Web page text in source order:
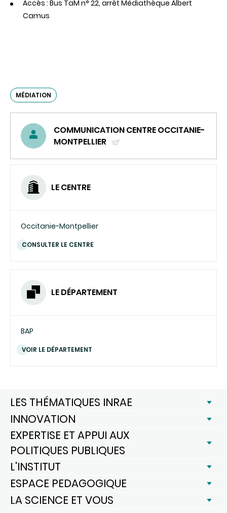
Accès : Bus TaM n° 22, arrêt Médiathèque Albert
Camus
MÉDIATION
COMMUNICATION CENTRE OCCITANIE-
MONTPELLIER
UN
LE CENTRE
Occitanie-Montpellier
CONSULTER LE CENTRE
LE DÉPARTEMENT
BAP
VOIR LE DÉPARTEMENT
LES THÉMATIQUES INRAE
INNOVATION
EXPERTISE ET APPUI AUX
POLITIQUES PUBLIQUES
L'INSTITUT
ESPACE PEDAGOGIQUE
LA SCIENCE ET VOUS